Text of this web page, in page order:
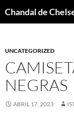
UNCATEGORIZED
NEGRAS
ABRIL 17, 2023